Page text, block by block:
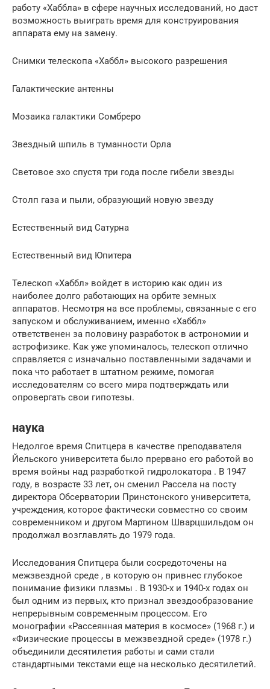
работу «Хаббла» в сфере научных исследований, но даст
возможность выиграть время для конструирования
аппарата ему на замену.
Снимки телескопа «Хаббл» высокого разрешения
Галактические антенны
Мозаика галактики Сомбреро
Звездный шпиль в туманности Орла
Световое эхо спустя три года после гибели звезды
Столп газа и пыли, образующий новую звезду
Естественный вид Сатурна
Естественный вид Юпитера
Телескоп «Хаббл» войдет в историю как один из
наиболее долго работающих на орбите земных
аппаратов. Несмотря на все проблемы, связанные с его
запуском и обслуживанием, именно «Хаббл»
ответственен за половину разработок в астрономии и
астрофизике. Как уже упоминалось, телескоп отлично
справляется с изначально поставленными задачами и
пока что работает в штатном режиме, помогая
исследователям со всего мира подтверждать или
опровергать свои гипотезы.
наука
Недолгое время Спитцера в качестве преподавателя
Йельского университета было прервано его работой во
время войны над разработкой гидролокатора . В 1947
году, в возрасте 33 лет, он сменил Рассела на посту
директора Обсерватории Принстонского университета,
учреждения, которое фактически совместно со своим
современником и другом Мартином Шварцшильдом он
продолжал возглавлять до 1979 года.
Исследования Спитцера были сосредоточены на
межзвездной среде , в которую он привнес глубокое
понимание физики плазмы . В 1930-х и 1940-х годах он
был одним из первых, кто признал звездообразование
непрерывным современным процессом. Его
монографии «Рассеянная материя в космосе» (1968 г.) и
«Физические процессы в межзвездной среде» (1978 г.)
объединили десятилетия работы и сами стали
стандартными текстами еще на несколько десятилетий.